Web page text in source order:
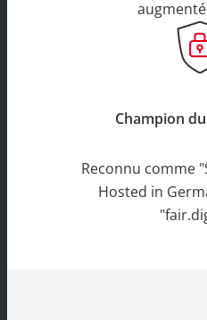
Champion
Reconnu comme
Hosted in